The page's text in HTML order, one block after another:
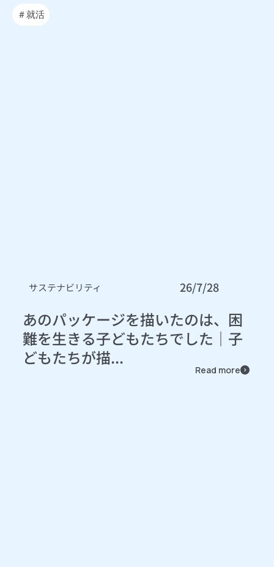
サステナビリティ 26/7/28
あのパッケージを描いたのは、困
難を生きる子どもたちでした｜子
どもたちが描...
Read more
＃就活